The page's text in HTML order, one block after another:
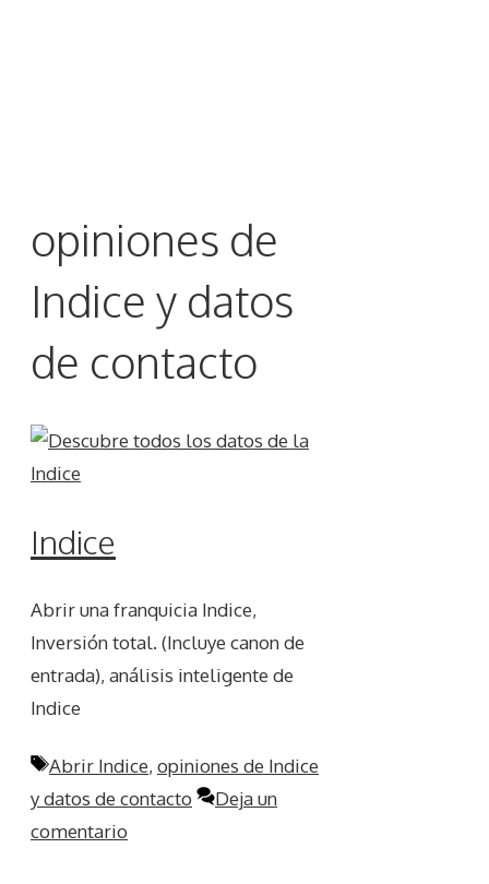
opiniones de
Indice y datos
de contacto
Indice
Abrir una franquicia Indice,
Inversión total. (Incluye canon de
entrada), análisis inteligente de
Indice
Etiquetas
Abrir Indice, opiniones de Indice
y datos de contacto
Deja un
comentario